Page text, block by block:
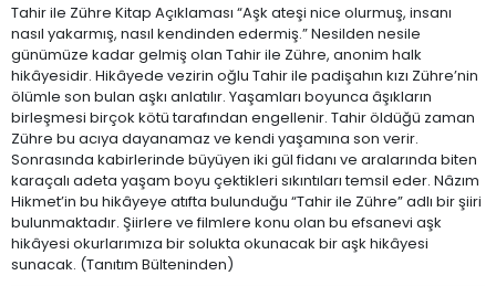
Tahir ile Zühre Kitap Açıklaması “Aşk ateşi nice olurmuş, insanı
nasıl yakarmış, nasıl kendinden edermiş.” Nesilden nesile
günümüze kadar gelmiş olan Tahir ile Zühre, anonim halk
hikâyesidir. Hikâyede vezirin oğlu Tahir ile padişahın kızı Zühre’nin
ölümle son bulan aşkı anlatılır. Yaşamları boyunca âşıkların
birleşmesi birçok kötü tarafından engellenir. Tahir öldüğü zaman
Zühre bu acıya dayanamaz ve kendi yaşamına son verir.
Sonrasında kabirlerinde büyüyen iki gül fidanı ve aralarında biten
karaçalı adeta yaşam boyu çektikleri sıkıntıları temsil eder. Nâzım
Hikmet’in bu hikâyeye atıfta bulunduğu “Tahir ile Zühre” adlı bir şiiri
bulunmaktadır. Şiirlere ve filmlere konu olan bu efsanevi aşk
hikâyesi okurlarımıza bir solukta okunacak bir aşk hikâyesi
sunacak. (Tanıtım Bülteninden)